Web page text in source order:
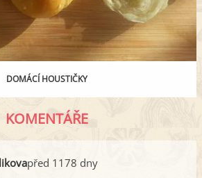
DOMÁCÍ HOUSTIČKY
KOMENTÁŘE
před 1178 dny